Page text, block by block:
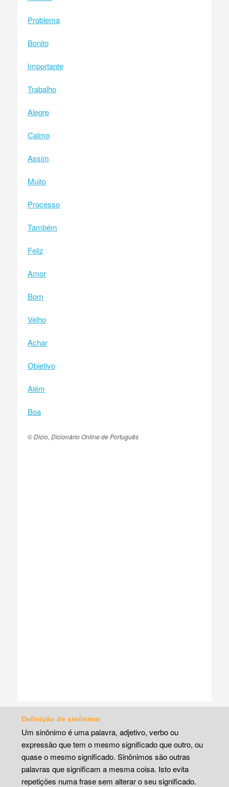
Problema
Bonito
Importante
Trabalho
Alegre
Calmo
Assim
Muito
Processo
Também
Feliz
Amor
Bom
Velho
Achar
Objetivo
Além
Boa
© Dicio, Dicionário Online de Português
Definição de sinônimo
Um sinônimo é uma palavra, adjetivo, verbo ou
expressão que tem o mesmo significado que outro, ou
quase o mesmo significado. Sinônimos são outras
palavras que significam a mesma coisa. Isto evita
repetições numa frase sem alterar o seu significado.